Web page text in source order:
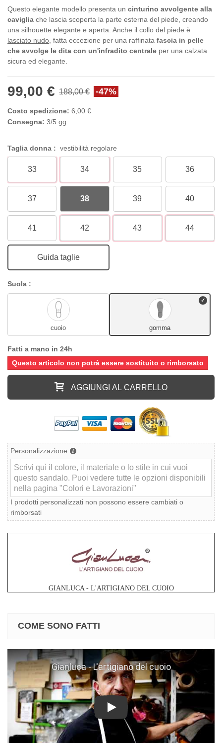
Questo elegante modello presenta un cinturino avvolgente alla
caviglia che lascia scoperta la parte esterna del piede, creando
una silhouette elegante e aperta. Anche il collo del piede è
lasciato nudo, fatta eccezione per una raffinata fascia in pelle
che avvolge le dita con un'infradito centrale per una calzata
sicura ed elegante.
99,00 € 188,00 € -47%
Costo spedizione: 6,00 €
Consegna: 3/5 gg
Taglia donna : vestibilità regolare
33 34 35 36
37 38 39 40
41 42 43 44
Guida taglie
Suola :
cuoio gomma
Fatti a mano in 24h
Questo articolo non potrà essere sostituito o rimborsato
AGGIUNGI AL CARRELLO
Personalizzazione
I prodotti personalizzati non possono essere cambiati o
rimborsati
GIANLUCA - L'ARTIGIANO DEL CUOIO
COME SONO FATTI
Play